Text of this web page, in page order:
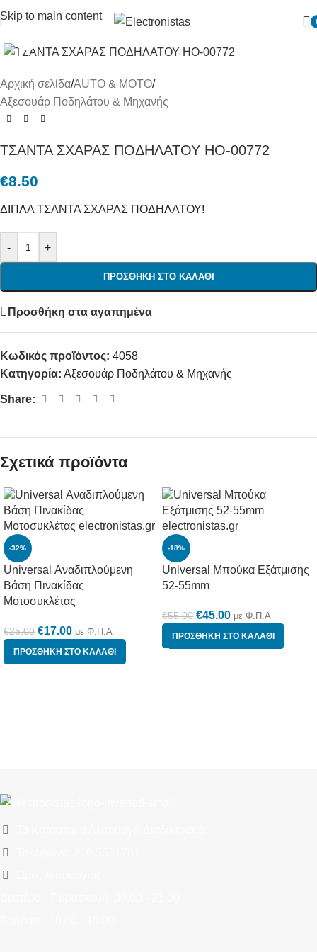
Skip to main content
Αρχική σελίδα/AUTO & MOTO/
Αξεσουάρ Ποδηλάτου & Μηχανής
ΤΣΑΝΤΑ ΣΧΑΡΑΣ ΠΟΔΗΛΑΤΟΥ HO-00772
€8.50
ΔΙΠΛΑ ΤΣΑΝΤΑ ΣΧΑΡΑΣ ΠΟΔΗΛΑΤΟΥ!
- +
ΠΡΟΣΘΉΚΗ ΣΤΟ ΚΑΛΆΘΙ
Προσθήκη στα αγαπημένα
Κωδικός προϊόντος: 4058
Κατηγορία: Αξεσουάρ Ποδηλάτου & Μηχανής
Share:
Σχετικά προϊόντα
-32%
Universal Αναδιπλούμενη
Βάση Πινακίδας
Μοτοσυκλέτας
€25.00 €17.00 με Φ.Π.Α
ΠΡΟΣΘΉΚΗ ΣΤΟ ΚΑΛΆΘΙ
-18%
Universal Μπούκα Εξάτμισης
52-55mm
€55.00 €45.00 με Φ.Π.Α
ΠΡΟΣΘΉΚΗ ΣΤΟ ΚΑΛΆΘΙ